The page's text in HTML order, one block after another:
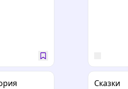
Сказки